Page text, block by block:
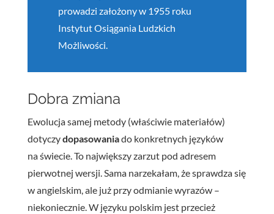
prowadzi założony w 1955 roku
Instytut Osiągania Ludzkich
Możliwości.
Dobra zmiana
Ewolucja samej metody (właściwie materiałów)
dotyczydopasowaniado konkretnych języków
na świecie. To największy zarzut pod adresem
pierwotnej wersji. Sama narzekałam, że sprawdza się
w angielskim, ale już przy odmianie wyrazów –
niekoniecznie. W języku polskim jest przecież